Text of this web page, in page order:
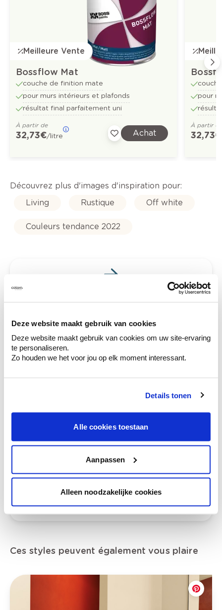
Deze website maakt gebruik van cookies
Deze website maakt gebruik van cookies om uw site-ervaring
te personaliseren.
Zo houden we het voor jou op elk moment interessant.
Details tonen
Alle cookies toestaan
Aanpassen
Alleen noodzakelijke cookies
Meilleure Vente
Bossflow Mat
couche de finition mate
pour murs intérieurs et plafonds
résultat final parfaitement uni
À partir de
32,73 €/litre Achat
pour
À partir
32,73 €
Découvrez plus d'images d'inspiration pour:
Living
Rustique Off white
Couleurs tendance 2022
Obtenez un conseil couleur en fonction de
l'éclairage et de votre mobilier.
Obtenez un contrôle technologique de vos
Voyez votre couleur en magasin
sélection de couleurs.
Voyez les nuances assorties pour affiner
votre couleur.
Obtenez des conseils personnalisés sur la
Ces styles peuvent également vous plaire